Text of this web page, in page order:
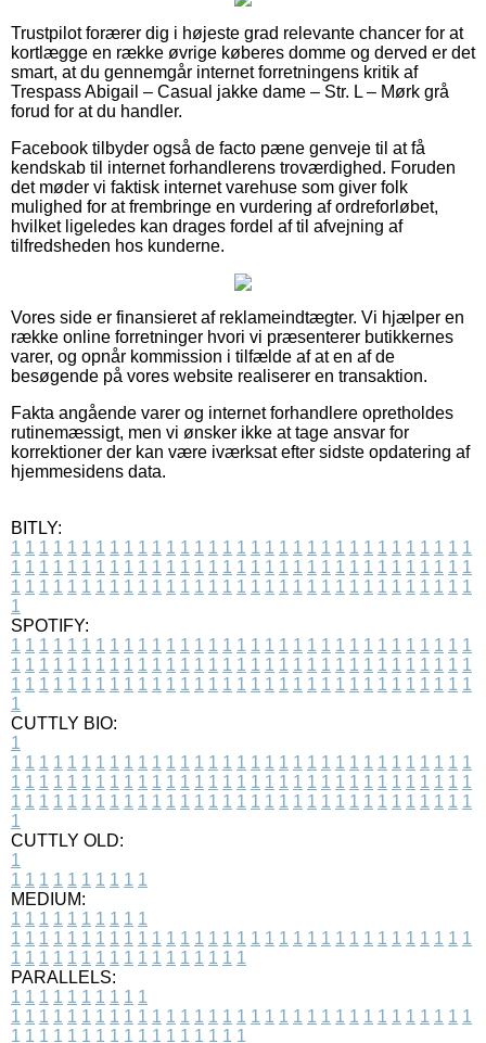
Trustpilot forærer dig i højeste grad relevante chancer for at
kortlægge en række øvrige køberes domme og derved er det
smart, at du gennemgår internet forretningens kritik af
Trespass Abigail – Casual jakke dame – Str. L – Mørk grå
forud for at du handler.
Facebook tilbyder også de facto pæne genveje til at få
kendskab til internet forhandlerens troværdighed. Foruden
det møder vi faktisk internet varehuse som giver folk
mulighed for at frembringe en vurdering af ordreforløbet,
hvilket ligeledes kan drages fordel af til afvejning af
tilfredsheden hos kunderne.
Vores side er finansieret af reklameindtægter. Vi hjælper en
række online forretninger hvori vi præsenterer butikkernes
varer, og opnår kommission i tilfælde af at en af de
besøgende på vores website realiserer en transaktion.
Fakta angående varer og internet forhandlere opretholdes
rutinemæssigt, men vi ønsker ikke at tage ansvar for
korrektioner der kan være iværksat efter sidste opdatering af
hjemmesidens data.
BITLY:
1 1 1 1 1 1 1 1 1 1 1 1 1 1 1 1 1 1 1 1 1 1 1 1 1 1 1 1 1 1 1 1 1
1 1 1 1 1 1 1 1 1 1 1 1 1 1 1 1 1 1 1 1 1 1 1 1 1 1 1 1 1 1 1 1 1
1 1 1 1 1 1 1 1 1 1 1 1 1 1 1 1 1 1 1 1 1 1 1 1 1 1 1 1 1 1 1 1 1
1
SPOTIFY:
1 1 1 1 1 1 1 1 1 1 1 1 1 1 1 1 1 1 1 1 1 1 1 1 1 1 1 1 1 1 1 1 1
1 1 1 1 1 1 1 1 1 1 1 1 1 1 1 1 1 1 1 1 1 1 1 1 1 1 1 1 1 1 1 1 1
1 1 1 1 1 1 1 1 1 1 1 1 1 1 1 1 1 1 1 1 1 1 1 1 1 1 1 1 1 1 1 1 1
1
CUTTLY BIO:
1
1 1 1 1 1 1 1 1 1 1 1 1 1 1 1 1 1 1 1 1 1 1 1 1 1 1 1 1 1 1 1 1 1
1 1 1 1 1 1 1 1 1 1 1 1 1 1 1 1 1 1 1 1 1 1 1 1 1 1 1 1 1 1 1 1 1
1 1 1 1 1 1 1 1 1 1 1 1 1 1 1 1 1 1 1 1 1 1 1 1 1 1 1 1 1 1 1 1 1
1
CUTTLY OLD:
1
1 1 1 1 1 1 1 1 1 1
MEDIUM:
1 1 1 1 1 1 1 1 1 1
1 1 1 1 1 1 1 1 1 1 1 1 1 1 1 1 1 1 1 1 1 1 1 1 1 1 1 1 1 1 1 1 1
1 1 1 1 1 1 1 1 1 1 1 1 1 1 1 1 1
PARALLELS:
1 1 1 1 1 1 1 1 1 1
1 1 1 1 1 1 1 1 1 1 1 1 1 1 1 1 1 1 1 1 1 1 1 1 1 1 1 1 1 1 1 1 1
1 1 1 1 1 1 1 1 1 1 1 1 1 1 1 1 1